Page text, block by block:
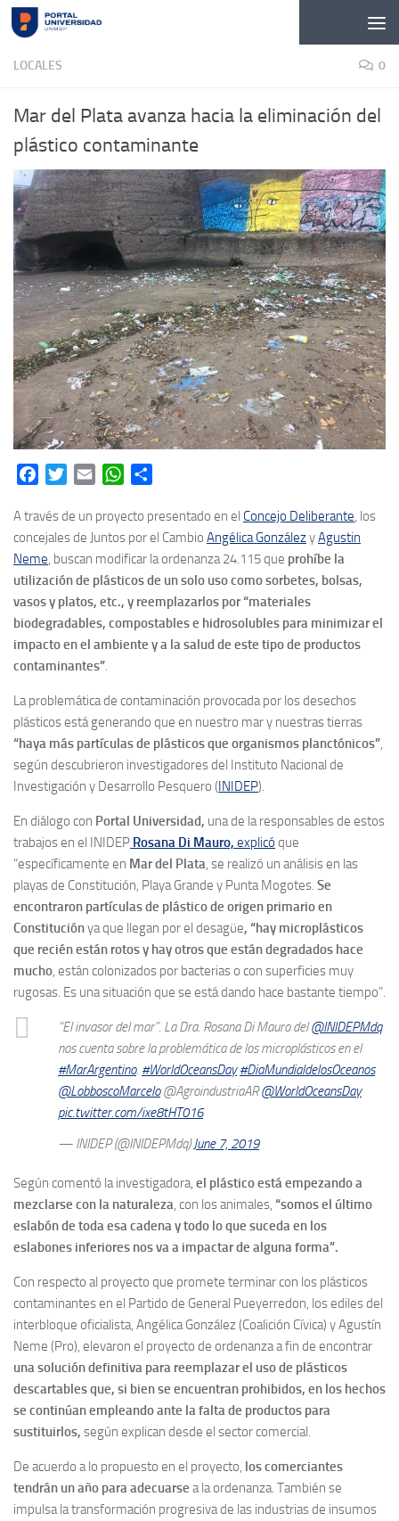
Skip to content
LOCALES 0
Mar del Plata avanza hacia la eliminación del
plástico contaminante
FacebookTwitterEmail WhatsApp
A través de un proyecto presentado en el Concejo Deliberante , los
concejales de Juntos por el Cambio Angélica GonzálezyAgustin
Neme , buscan modificar la ordenanza 24.115 que prohíbe la
utilización de plásticos de un solo uso como sorbetes, bolsas,
vasos y platos, etc., y reemplazarlos por “materiales
biodegradables, compostables e hidrosolubles para minimizar el
impacto en el ambiente y a la salud de este tipo de productos
contaminantes”
La problemática de contaminación provocada por los desechos
plásticos está generando que en nuestro mar y nuestras tierras
“haya más partículas de plásticos que organismos planctónicos”
según descubrieron investigadores del Instituto Nacional de
Investigación y Desarrollo Pesquero (INIDEP).
En diálogo con Portal Universidad, una de la responsables de estos
trabajos en el INIDEP Rosana Di Mauro, explicó que
“específicamente en Mar del Plata , se realizó un análisis en las
playas de Constitución, Playa Grande y Punta Mogotes. Se
encontraron partículas de plástico de origen primario en
Constituciónya que llegan por el desagüe, “hay microplásticos
que recién están rotos y hay otros que están degradados hace
mucho , están colonizados por bacterias o con superficies muy
rugosas. Es una situación que se está dando hace bastante tiempo”.
“El invasor del mar”. La Dra. Rosana Di Mauro del@INIDEPMdq
nos cuenta sobre la problemática de los microplásticos en el
#MarArgentino. #WorldOceansDay #DiaMundialdelosOceanos
@LobboscoMarcelo@AgroindustriaAR@WorldOceansDay
pic.twitter.com/ixe8tHT016
— INIDEP (@INIDEPMdq)June 7, 2019
Según comentó la investigadora, el plástico está empezando a
mezclarse con la naturaleza, con los animales, “somos el último
eslabón de toda esa cadena y todo lo que suceda en los
eslabones inferiores nos va a impactar de alguna forma”.
Con respecto al proyecto que promete terminar con los plásticos
contaminantes en el Partido de General Pueyerredon, los ediles del
interbloque oficialista, Angélica González (Coalición Cívica) y Agustín
Neme (Pro), elevaron el proyecto de ordenanza a fin de encontrar
una solución definitiva para reemplazar el uso de plásticos
descartables que, si bien se encuentran prohibidos, en los hechos
se continúan empleando ante la falta de productos para
sustituirlos, según explican desde el sector comercial.
De acuerdo a lo propuesto en el proyecto, los comerciantes
tendrán un año para adecuarse a la ordenanza. También se
impulsa la transformación progresiva de las industrias de insumos